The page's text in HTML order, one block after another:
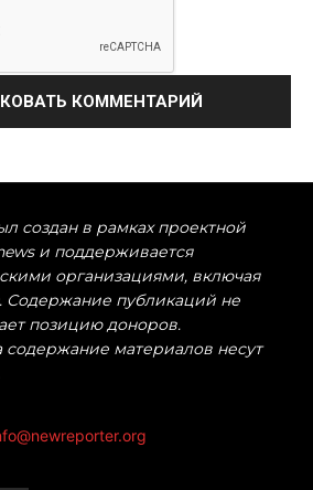
создан в рамках проектной
и поддерживается
организациями, включая
Содержание публикаций не
позицию доноров.
содержание материалов несут